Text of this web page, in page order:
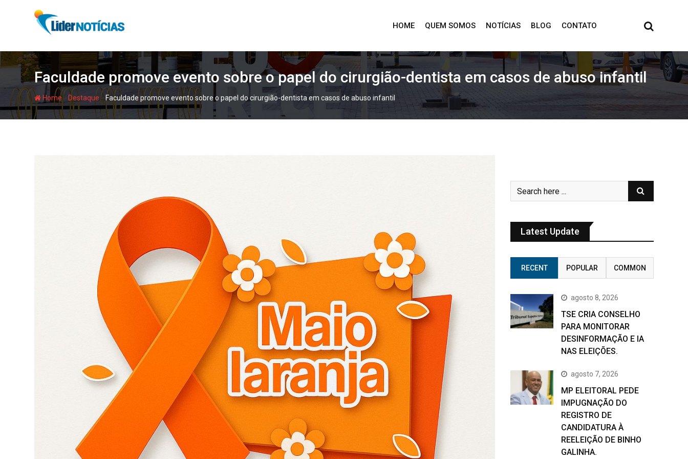
HOME QUEM SOMOS NOTÍCIAS BLOG CONTATO
Faculdade promove evento sobre o papel do cirurgião-dentista em casos de abuso infantil
Home - Destaque -Faculdade promove evento sobre o papel do cirurgião-dentista em casos de abuso infantil
Latest Update
RECENT POPULAR COMMON
agosto 8, 2026
TSE CRIA CONSELHO
PARA MONITORAR
DESINFORMAÇÃO E IA
NAS ELEIÇÕES.
agosto 7, 2026
MP ELEITORAL PEDE
IMPUGNAÇÃO DO
REGISTRO DE
CANDIDATURA À
REELEIÇÃO DE BINHO
GALINHA.